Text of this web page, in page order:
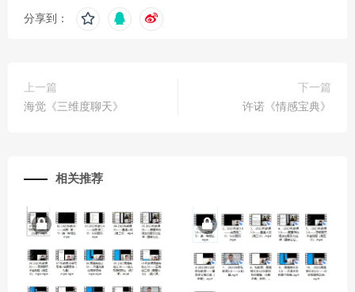
分享到：
上一篇
海觉《三维度聊天》
下一篇
许诺《情感宝典》
相关推荐